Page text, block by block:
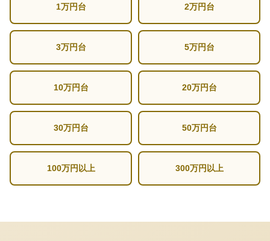
1万円台 2万円台
3万円台 5万円台
10万円台 20万円台
30万円台 50万円台
100万円以上 300万円以上